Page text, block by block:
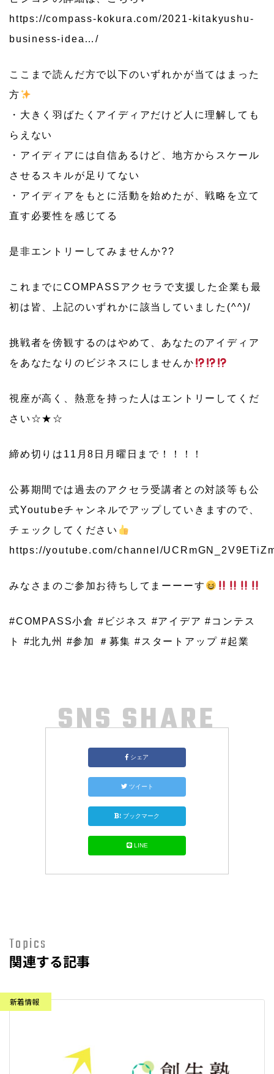
https://compass-kokura.com/2021-kitakyushu-
business-idea…/
ここまで読んだ方で以下のいずれかが当てはまった
方
・大きく羽ばたくアイディアだけど人に理解しても
らえない
・アイディアには自信あるけど、地方からスケール
させるスキルが足りてない
・アイディアをもとに活動を始めたが、戦略を立て
直す必要性を感じてる
是非エントリーしてみませんか??
これまでにCOMPASSアクセラで支援した企業も最
初は皆、上記のいずれかに該当していました(^^)/
挑戦者を傍観するのはやめて、あなたのアイディア
をあなたなりのビジネスにしませんか
視座が高く、熱意を持った人はエントリーしてくだ
さい☆★☆
締め切りは11月8日月曜日まで！！！！
公募期間では過去のアクセラ受講者との対談等も公
式Youtubeチャンネルでアップしていきますので、
チェックしてください
https://youtube.com/channel/
みなさまのご参加お待ちしてまーーーす
#COMPASS小倉 #ビジネス #アイデア #コンテス
ト #北九州 #参加 ＃募集 #スタートアップ #起業
SNS SHARE
シェア
ツイート
! ブックマーク
LINE
Topics
関連する記事